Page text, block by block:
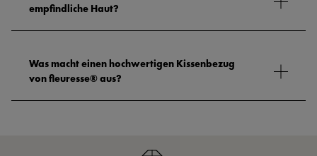
empfindliche Haut?
Was macht einen hochwertigen Kissenbezug
von fleuresse® aus?